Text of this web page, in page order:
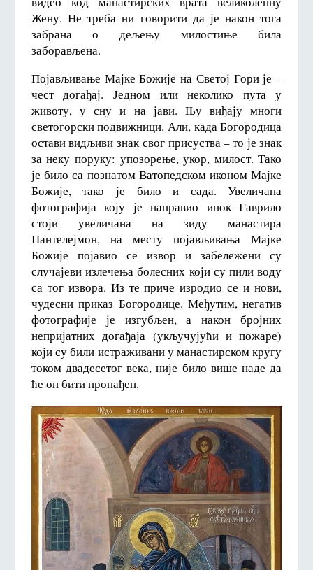
Жену. Не треба ни говорити да је након тога
забрана о дељењу милостиње била
заборављена.
Појављивање Мајке Божије на Светој Гори је –
чест догађај. Једном или неколико пута у
животу, у сну и на јави. Њу виђају многи
светогорски подвижници. Али, када Богородица
остави видљиви знак свог присуства – то је знак
за неку поруку: упозорење, укор, милост. Тако
је било са познатом Ватопедском иконом Мајке
Божије, тако је било и сада. Увеличана
фотографија коју је направио инок Гаврило
стоји увеличана на зиду манастира
Пантелејмон, на месту појављивања Мајке
Божије појавио се извор и забележени су
случајеви излечења болесних који су пили воду
са тог извора. Из те приче изродио се и нови,
чудесни приказ Богородице. Међутим, негатив
фотографије је изгубљен, а након бројних
непријатних догађаја (укључујући и пожаре)
који су били истраживани у манастирском кругу
током двадесетог века, није било више наде да
ће он бити пронађен.